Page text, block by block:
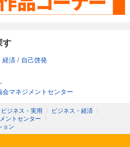
す
経済 / 自己啓発
会マネジメントセンター
ビジネス・実用 〉 ビジネス・経済 〉
ントセンター 〉
ョン